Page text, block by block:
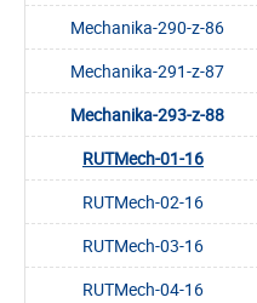
Mechanika-290-z-86
Mechanika-291-z-87
Mechanika-293-z-88
RUTMech-01-16
RUTMech-02-16
RUTMech-03-16
RUTMech-04-16